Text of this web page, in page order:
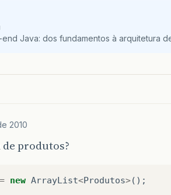
Java: dos fundamentos à arquitetura
2010
produtos?
= new ArrayList<Produtos>();